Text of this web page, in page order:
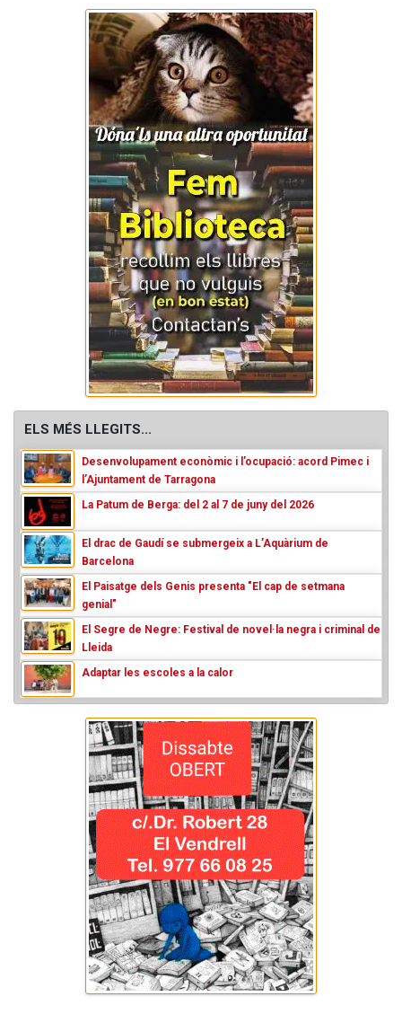
ELS MÉS LLEGITS...
Desenvolupament econòmic i l’ocupació: acord Pimec i
l’Ajuntament de Tarragona
La Patum de Berga: del 2 al 7 de juny del 2026
El drac de Gaudí se submergeix a L’Aquàrium de
Barcelona
El Paisatge dels Genis presenta "El cap de setmana
genial"
El Segre de Negre: Festival de novel·la negra i criminal de
Lleida
Adaptar les escoles a la calor